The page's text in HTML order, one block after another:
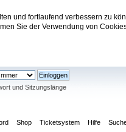
und fortlaufend verbessern zu
Sie der Verwendung von
und Sitzungslänge
Shop Ticketsystem Hilfe